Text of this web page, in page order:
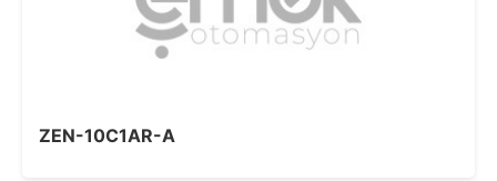
ZEN-10C1AR-A